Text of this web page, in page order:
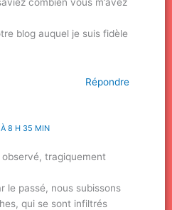
blog auquel je suis fidèle
Répondre
À 8 H 35 MIN
observé, tragiquement
le passé, nous subissons
qui se sont infiltrés